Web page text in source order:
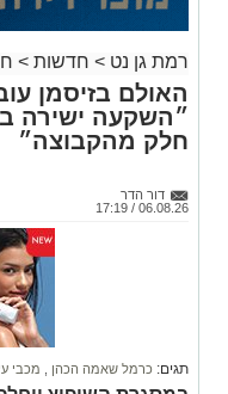
רמת גן נט > חדשות >
״השקעה ישירה
חלק מהקבוצה״
דור הדר
06.08.26 / 17:19
תגים: כרמל שאמה הכהן מכבי